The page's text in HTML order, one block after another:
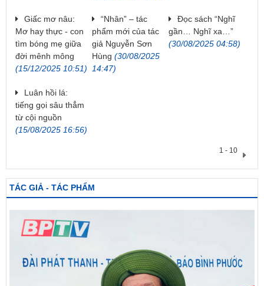
Giấc mơ nâu:
Mơ hay thực - con
tìm bóng mẹ giữa
đời mênh mông
(15/12/2025 10:51)
“Nhân” – tác
phẩm mới của tác
giả Nguyễn Sơn
Hùng (30/08/2025
14:47)
Đọc sách “Nghĩ
gần… Nghĩ xa…”
(30/08/2025 04:58)
Luân hồi lá:
tiếng gọi sâu thẳm
từ cội nguồn
(15/08/2025 16:56)
1 - 10
TÁC GIẢ - TÁC PHẨM